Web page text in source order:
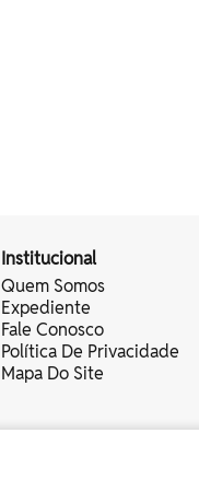
Institucional
Quem Somos
Expediente
Fale Conosco
Política De Privacidade
Mapa Do Site